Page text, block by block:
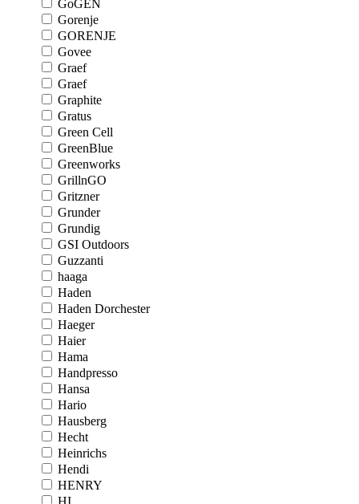
GoGEN
Gorenje
GORENJE
Govee
Graef
Graef
Graphite
Gratus
Green Cell
GreenBlue
Greenworks
GrillnGO
Gritzner
Grunder
Grundig
GSI Outdoors
Guzzanti
haaga
Haden
Haden Dorchester
Haeger
Haier
Hama
Handpresso
Hansa
Hario
Hausberg
Hecht
Heinrichs
Hendi
HENRY
HI